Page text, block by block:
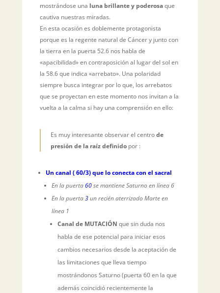
mostrándose una luna brillante y poderosaque
cautiva nuestras miradas.
En esta ocasión es doblemente protagonista
porque es la regente natural de Cáncer y junto con
la tierra en la puerta 52.6 nos habla de
«apacibilidad» en contraposición al lugar del sol en
la 58.6 que indica «arrebato». Una polaridad
siempre busca integrar por lo que, los arrebatos
que se proyectan en este momento nos invitan a la
vuelta a la calma si hay una comprensión en ello:
Es muy interesante observar el centrode
presión de la raíz definidopor :
Un canal ( 60/3) que lo conecta con el sacral
En la puerta60se mantiene Saturno en línea 6
En la puerta3un recién aterrizado Marte en
línea 1
Canal de MUTACIÓN que sin duda nos
habla de ese potencial para iniciar esos
cambios necesarios desde la aceptación de
las limitaciones que lleva tiempo
mostrándonos Saturno (puerta 60 en la que
además coincidió recientemente la